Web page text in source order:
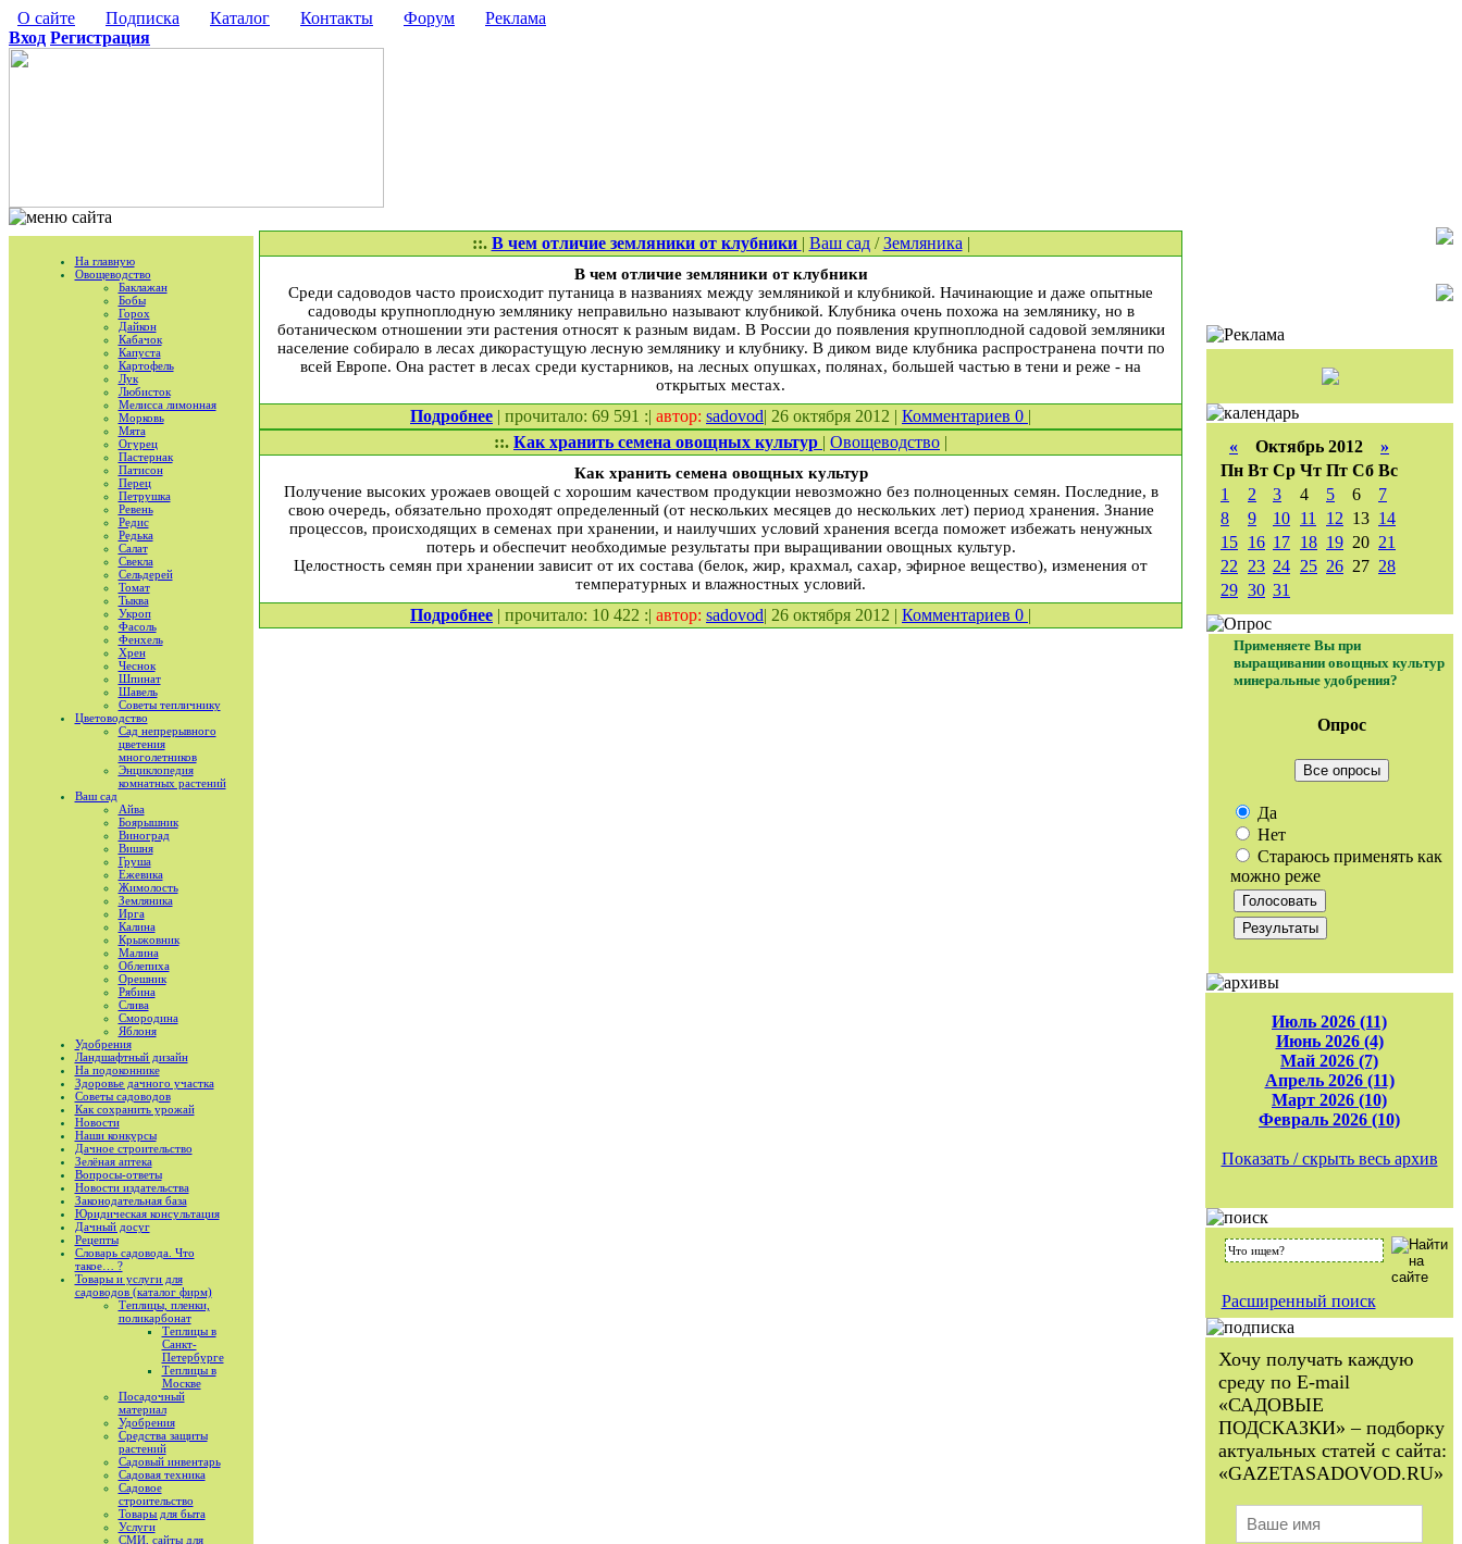
О сайте Подписка Каталог Контакты Форум
Реклама
Вход Регистрация
На главную
Овощеводство
Баклажан
Бобы
Горох
Дайкон
Кабачок
Капуста
Картофель
Лук
Любисток
Мелисса лимонная
Морковь
Мята
Огурец
Пастернак
Патисон
Перец
Петрушка
Ревень
Редис
Редька
Салат
Свекла
Сельдерей
Томат
Тыква
Укроп
Фасоль
Фенхель
Хрен
Чеснок
Шпинат
Шавель
Советы тепличнику
Цветоводство
Сад непрерывного
цветения
многолетников
Энциклопедия
комнатных растений
Ваш сад
Айва
Боярышник
Виноград
Вишня
Груша
Ежевика
Жимолость
Земляника
Ирга
Калина
Крыжовник
Малина
Облепиха
Орешник
Рябина
Слива
Смородина
Яблоня
Удобрения
Ландшафтный дизайн
На подоконнике
Здоровье дачного участка
Советы садоводов
Как сохранить урожай
Новости
Наши конкурсы
Дачное строительство
Зелёная аптека
Вопросы-ответы
Новости издательства
Законодательная база
Юридическая консультация
Дачный досуг
Рецепты
Словарь садовода. Что
такое… ?
Товары и услуги для
садоводов (каталог фирм)
Теплицы, пленки,
поликарбонат
Теплицы в
Санкт-
Петербурге
Теплицы в
Москве
Посадочный
материал
Удобрения
Средства защиты
растений
Садовый инвентарь
Садовая техника
Садовое
строительство
Товары для быта
Услуги
СМИ, сайты для
::. В чем отличие земляники от клубники | Ваш сад/Земляника |
В чем отличие земляники от клубники
Среди садоводов часто происходит путаница в названиях между земляникой и клубникой. Начинающие и даже опытные
садоводы крупноплодную землянику неправильно называют клубникой. Клубника очень похожа на землянику, но в
ботаническом отношении эти растения относят к разным видам. В России до появления крупноплодной садовой земляники
население собирало в лесах дикорастущую лесную землянику и клубнику. В диком виде клубника распространена почти по
всей Европе. Она растет в лесах среди кустарников, на лесных опушках, полянах, большей частью в тени и реже - на
открытых местах.
Подробнее | прочитало: 69 591 :| автор: sadovod| 26 октября 2012 | Комментариев 0 |
::. Как хранить семена овощных культур | Овощеводство |
Как хранить семена овощных культур
Получение высоких урожаев овощей с хорошим качеством продукции невозможно без полноценных семян. Последние, в
свою очередь, обязательно проходят определенный (от нескольких месяцев до нескольких лет) период хранения. Знание
процессов, происходящих в семенах при хранении, и наилучших условий хранения всегда поможет избежать ненужных
потерь и обеспечит необходимые результаты при выращивании овощных культур.
Целостность семян при хранении зависит от их состава (белок, жир, крахмал, сахар, эфирное вещество), изменения от
температурных и влажностных условий.
Подробнее | прочитало: 10 422 :| автор: sadovod| 26 октября 2012 | Комментариев 0 |
« Октябрь 2012 »
Пн Вт Ср Чт Пт Сб Вс
1
2 3 4 5 6
7
8
9 10 11 12 13 14
15 16 17 18 19 20 21
22
23 24 25 26 27 28
29 30 31
Применяете Вы при
выращивании овощных культур
минеральные удобрения?
Опрос
Все опросы
Да
Нет
Стараюсь применять как
можно реже
Июль 2026 (11)
Июнь 2026 (4)
Май 2026 (7)
Апрель 2026 (11)
Март 2026 (10)
Февраль 2026 (10)
Показать / скрыть весь архив
Расширенный поиск
Хочу получать каждую
среду по E-mail
«САДОВЫЕ
ПОДСКАЗКИ» – подборку
актуальных статей с сайта:
«GAZETASADOVOD.RU»